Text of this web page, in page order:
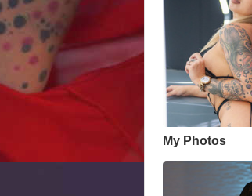
My Photos